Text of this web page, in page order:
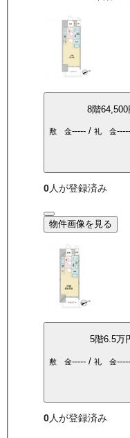
8階64,500
敷 金-----/ 礼 金-----
0人が登録済み
物件画像を見る
5階6.5万
敷 金-----/ 礼 金-----
0人が登録済み